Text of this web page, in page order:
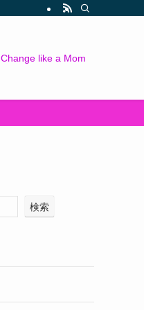
Change like a Mom
検索